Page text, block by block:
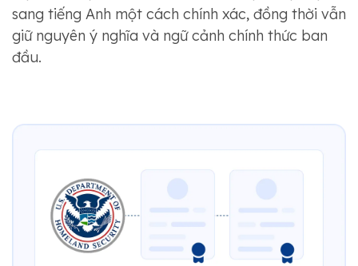
sang tiếng Anh một cách chính xác, đồng thời vẫn
giữ nguyên ý nghĩa và ngữ cảnh chính thức ban
đầu.